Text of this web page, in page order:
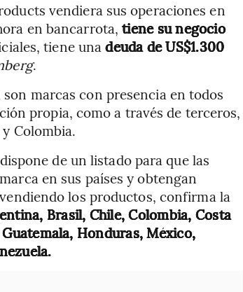
vendiera sus operaciones en
en bancarrota,tiene su negocio
tiene unadeuda de US$1.300
.
marcas con presencia en todos
propia, como a través de terceros,
Colombia.
de un listado para que las
en sus países y obtengan
los productos, confirma la
Brasil, Chile, Colombia, Costa
Honduras, México,